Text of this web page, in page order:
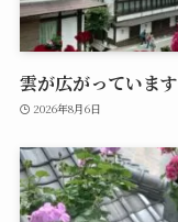
雲が広がっています
2026年8月6日